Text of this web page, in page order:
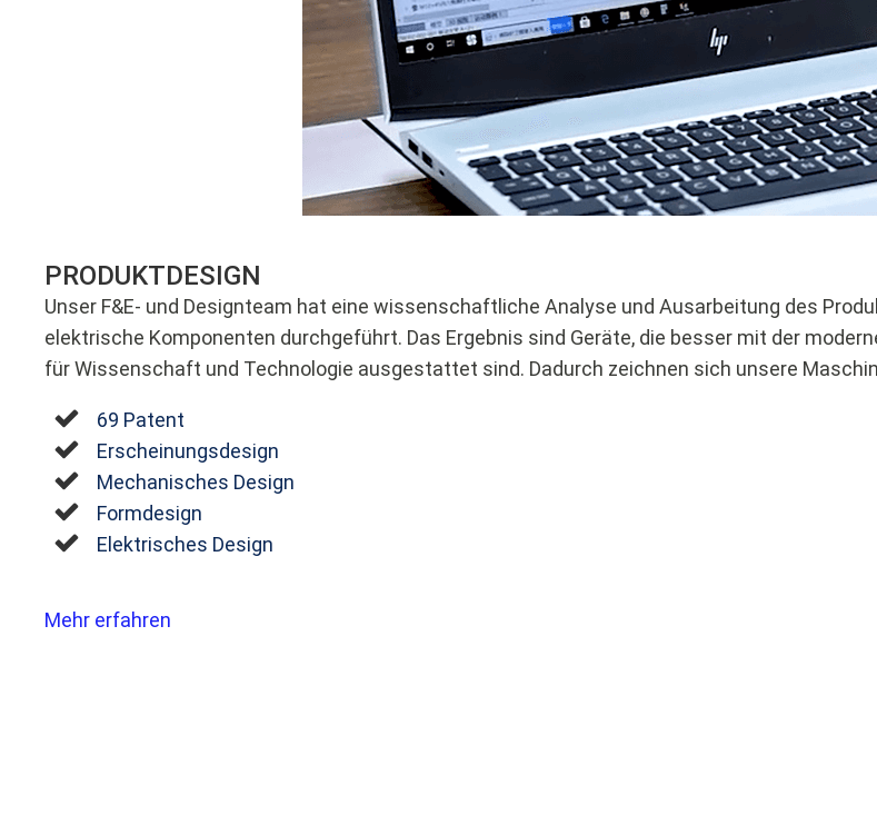
PRODUKTDESIGN
Unser F&E- und Designteam hat eine wissenschaftliche Analyse und Ausarbeitung des
elektrische Komponenten durchgeführt. Das Ergebnis sind Geräte, die besser mit der
für Wissenschaft und Technologie ausgestattet sind. Dadurch zeichnen sich unsere
69 Patent
Erscheinungsdesign
Mechanisches Design
Formdesign
Elektrisches Design
Mehr erfahren